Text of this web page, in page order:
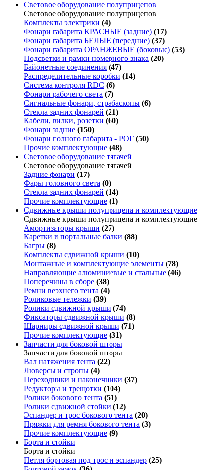
Световое оборудование полуприцепов
Световое оборудование полуприцепов
Комплекты электрики (4)
Фонари габарита КРАСНЫЕ (задние) (17)
Фонари габарита БЕЛЫЕ (передние) (37)
Фонари габарита ОРАНЖЕВЫЕ (боковые) (53)
Подсветки и рамки номерного знака (20)
Байонетные соединения (47)
Распределительные коробки (14)
Система контроля RDC (6)
Фонари рабочего света (7)
Сигнальные фонари, страбаскопы (6)
Стекла задних фонарей (21)
Кабели, вилки, розетки (60)
Фонари задние (150)
Фонари полного габарита - РОГ (50)
Прочие комплектующие (48)
Световое оборудование тягачей
Световое оборудование тягачей
Задние фонари (17)
Фары головного света (0)
Стекла задних фонарей (14)
Прочие комплектующие (1)
Сдвижные крыши полуприцепа и комплектующие
Сдвижные крыши полуприцепа и комплектующие
Амортизаторы крыши (27)
Каретки и портальные балки (88)
Багры (8)
Комплекты сдвижной крыши (10)
Монтажные и комплектующие элементы (78)
Направляющие алюминиевые и стальные (46)
Поперечины в сборе (38)
Ремни верхнего тента (4)
Роликовые тележки (39)
Ролики сдвижной крыши (74)
Фиксаторы сдвижной крыши (8)
Шарниры сдвижной крыши (71)
Прочие комплектующие (31)
Запчасти для боковой шторы
Запчасти для боковой шторы
Вал натяжения тента (22)
Люверсы и стропы (4)
Переходники и наконечники (37)
Редукторы и трещотки (104)
Ролики бокового тента (51)
Ролики сдвижной стойки (12)
Эспандер и трос бокового тента (20)
Пряжки для ремня бокового тента (3)
Прочие комплектующие (9)
Борта и стойки
Борта и стойки
Петля бортовая под трос и эспандер (25)